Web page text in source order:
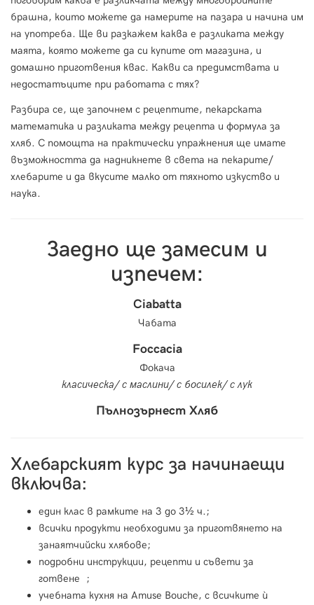
брашна, които можете да намерите на пазара и начина им
на употреба. Ще ви разкажем каква е разликата между
маята, която можете да си купите от магазина, и
домашно приготвения квас. Какви са предимствата и
недостатъците при работата с тях?
Разбира се, ще започнем с рецептите, пекарската
математика и разликата между рецепта и формула за
хляб. С помощта на практически упражнения ще имате
възможността да надникнете в света на пекарите/
хлебарите и да вкусите малко от тяхното изкуство и
наука.
Заедно ще замесим и
изпечем:
Ciabatta
Чабата
Foccacia
Фокача
класическа/ с маслини/ с босилек/ с лук
Пълнозърнест Хляб
Хлебарският курс за начинаещи
включва:
един клас в рамките на 3 до 3½ ч.;
всички продукти необходими за приготвянето на
занаятчийски хлябове;
подробни инструкции, рецепти и съвети за
готвене ;
учебната кухня на Amuse Bouche, с всичките ѝ